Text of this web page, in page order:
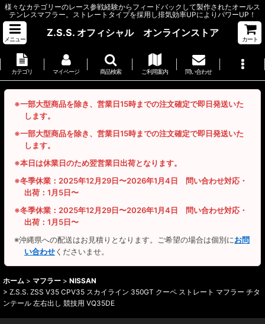
様々なカテゴリーのレース参戦経験からフィードバックして製作されたオールス
テンレスマフラー。ストレートタイプを採用し排気効率UPによりパワーUP！
メニュー
Z.S.S. オフィシャル オンラインストア
カート
カテゴリ マイページ 商品検索 ご利用案内 問い合わせ
※一部大型商品を除き、営業日15時までの注文確定で即日発送いた
します。
※一部大型商品を除き、営業日15時までの注文確定で即日発送いた
します。
※本日は休業日のため翌営業日出荷となります。
※冬季休業：2025年12月29日〜2026年1月4日 問い合わせ対応・
出荷：1月5日〜
※冬季休業：2025年12月29日〜2026年1月4日 問い合わせ対応・
出荷：1月5日〜
※沖縄県への配送はお見積りとなります。ご希望の場合は個別にお問
い合わせくださいませ。
ホーム > マフラー > NISSAN
> Z.S.S. ZSS V35 CPV35 スカイライン 350GT クーペ ストレート マフラー チタ
ンテール 左右出し 競技用 VQ35DE